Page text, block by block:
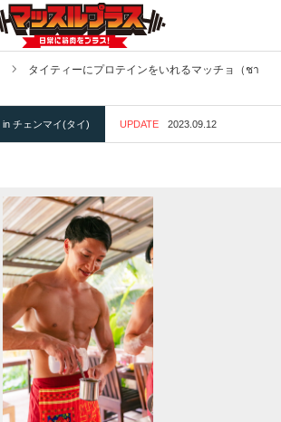
タイティーにプロテインをいれるマッチョ（ชา
チェンマイ(タイ) UPDATE 2023.09.12